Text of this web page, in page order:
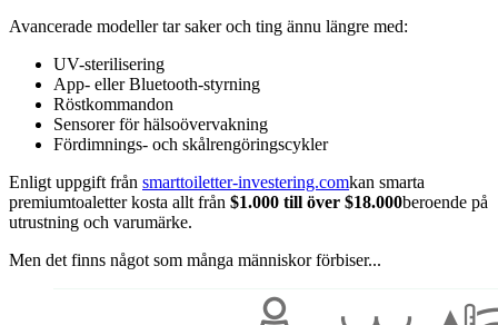
Avancerade modeller tar saker och ting ännu längre med:
UV-sterilisering
App- eller Bluetooth-styrning
Röstkommandon
Sensorer för hälsoövervakning
Fördimnings- och skålrengöringscykler
Enligt uppgift från smarttoiletter-investering.comkan smarta
premiumtoaletter kosta allt från $1.000 till över $18.000beroende på
utrustning och varumärke.
Men det finns något som många människor förbiser...